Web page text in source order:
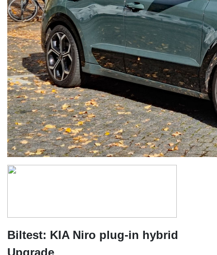
Biltest: KIA Niro plug-in hybrid
Upgrade